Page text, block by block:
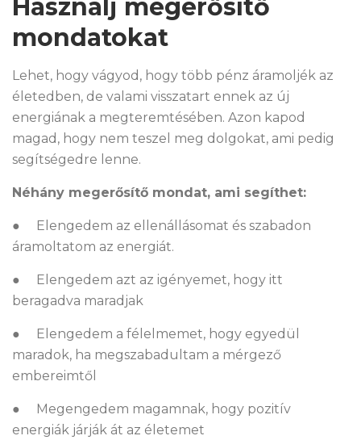
Használj megerősítő
mondatokat
Lehet, hogy vágyod, hogy több pénz áramoljék az
életedben, de valami visszatart ennek az új
energiának a megteremtésében. Azon kapod
magad, hogy nem teszel meg dolgokat, ami pedig
segítségedre lenne.
Néhány megerősítő mondat, ami segíthet:
● Elengedem az ellenállásomat és szabadon
áramoltatom az energiát.
● Elengedem azt az igényemet, hogy itt
beragadva maradjak
● Elengedem a félelmemet, hogy egyedül
maradok, ha megszabadultam a mérgező
embereimtől
● Megengedem magamnak, hogy pozitív
energiák járják át az életemet